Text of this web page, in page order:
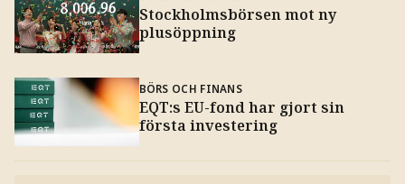
Stockholmsbörsen mot ny
plusöppning
BÖRS OCH FINANS
EQT:s EU-fond har gjort sin
första investering